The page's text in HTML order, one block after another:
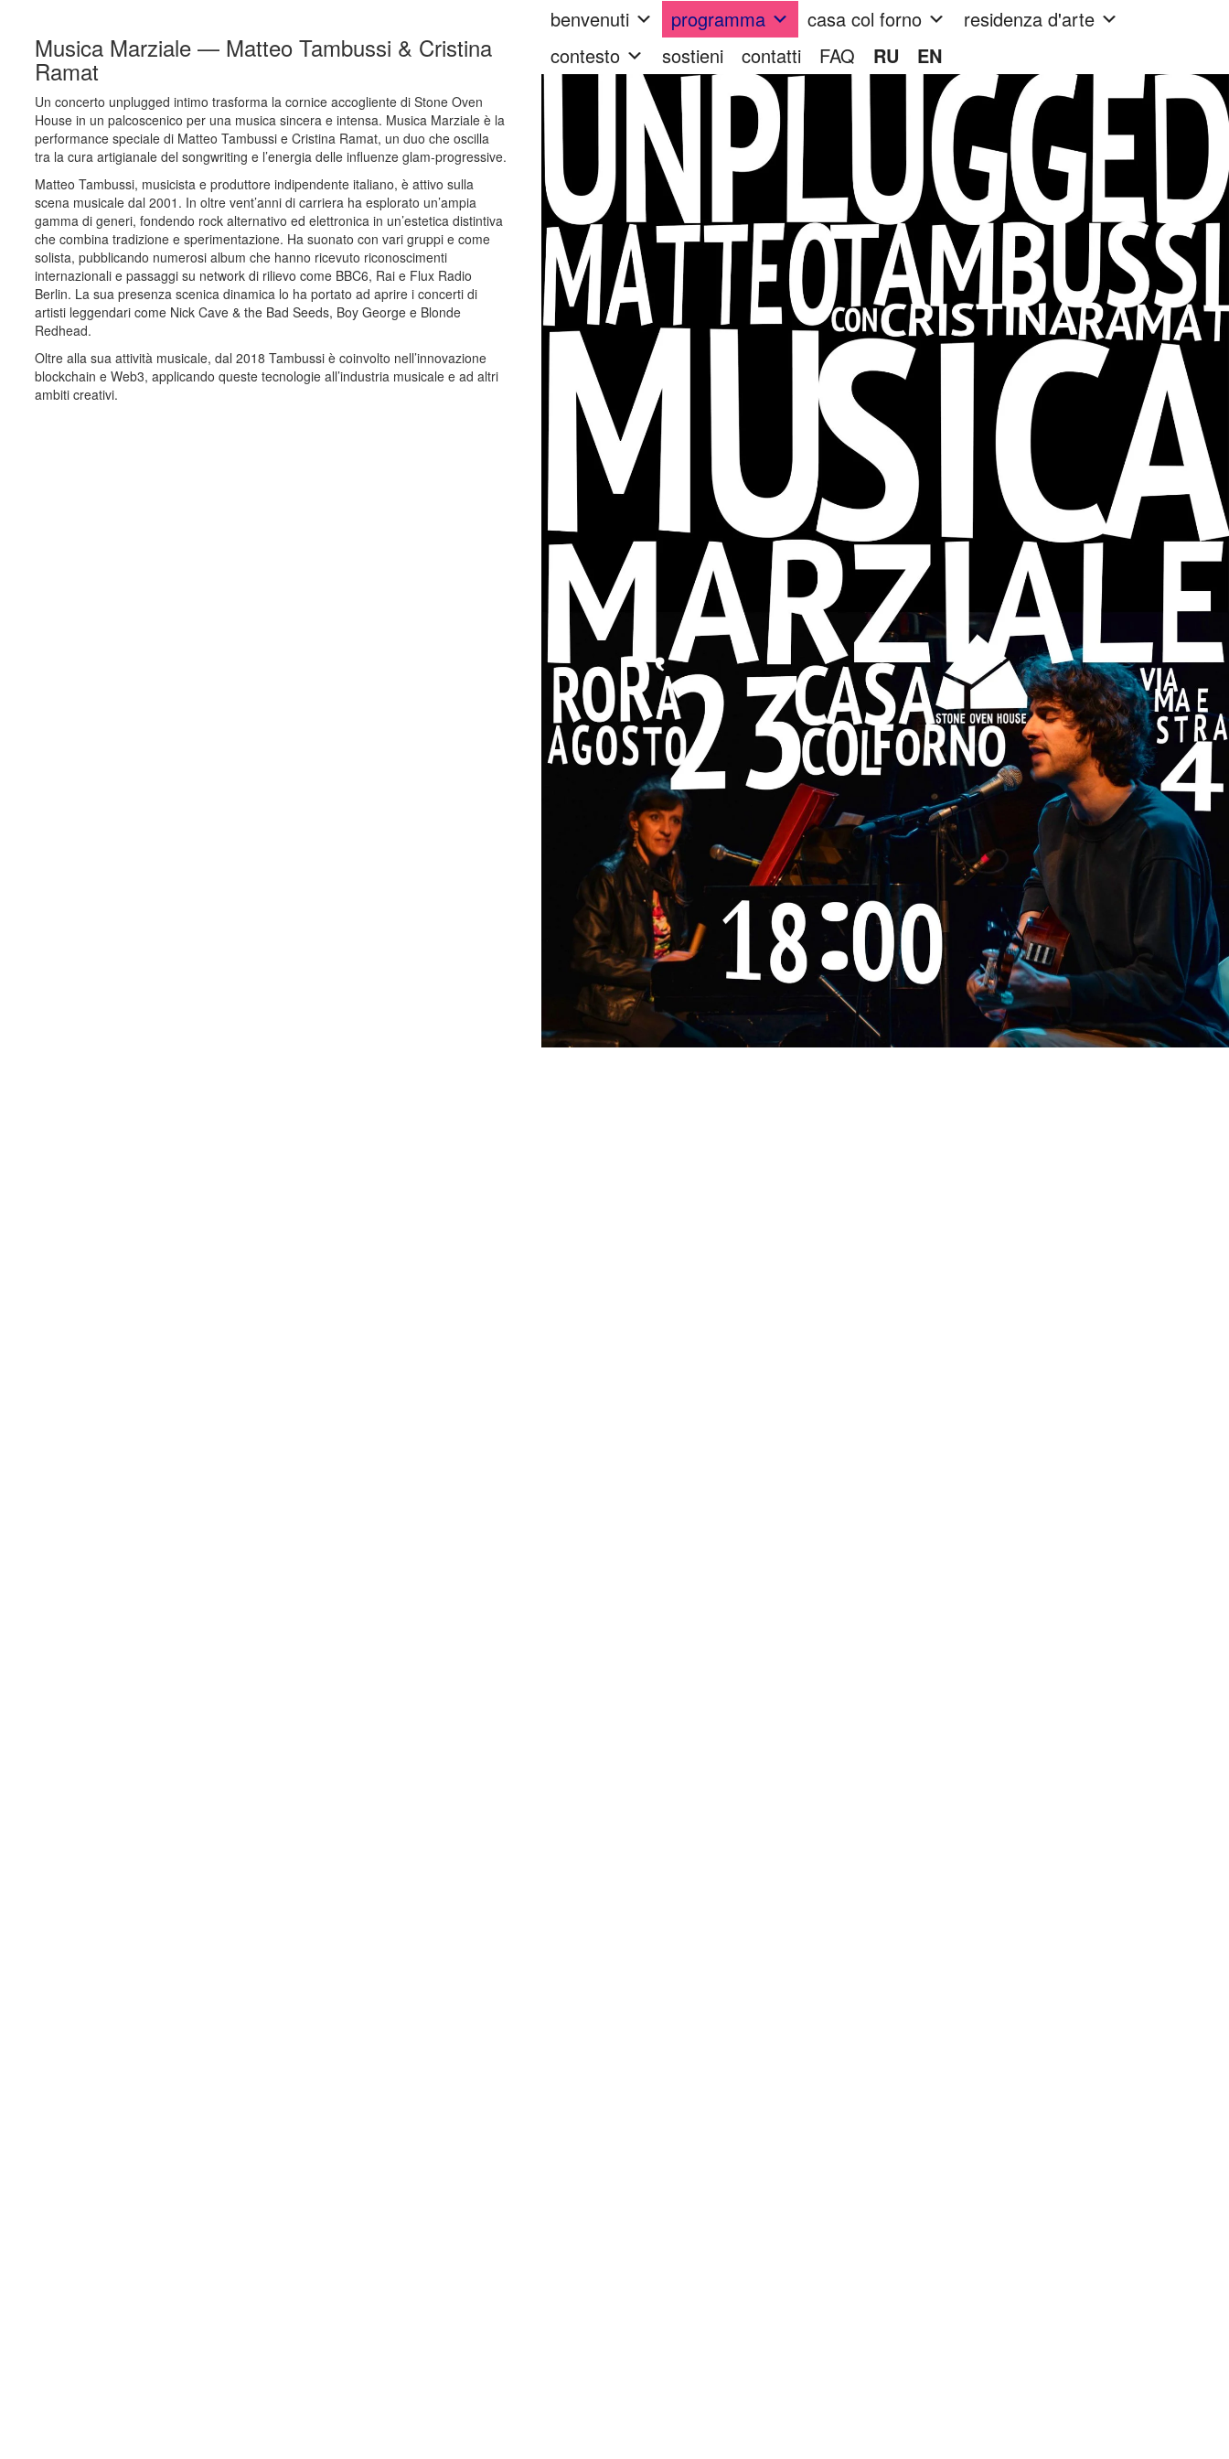
Musica Marziale — Matteo Tambussi & Cristina
Ramat
Un concerto unplugged intimo trasforma la cornice accogliente di Stone Oven
House in un palcoscenico per una musica sincera e intensa. Musica Marziale è la
performance speciale di Matteo Tambussi e Cristina Ramat, un duo che oscilla
tra la cura artigianale del songwriting e l’energia delle influenze glam-progressive.
Matteo Tambussi, musicista e produttore indipendente italiano, è attivo sulla
scena musicale dal 2001. In oltre vent’anni di carriera ha esplorato un’ampia
gamma di generi, fondendo rock alternativo ed elettronica in un’estetica distintiva
che combina tradizione e sperimentazione. Ha suonato con vari gruppi e come
solista, pubblicando numerosi album che hanno ricevuto riconoscimenti
internazionali e passaggi su network di rilievo come BBC6, Rai e Flux Radio
Berlin. La sua presenza scenica dinamica lo ha portato ad aprire i concerti di
artisti leggendari come Nick Cave & the Bad Seeds, Boy George e Blonde
Redhead.
Oltre alla sua attività musicale, dal 2018 Tambussi è coinvolto nell’innovazione
blockchain e Web3, applicando queste tecnologie all’industria musicale e ad altri
ambiti creativi.
benvenuti programma casa col forno
residenza d'arte
contesto
sostieni contatti FAQ RU EN